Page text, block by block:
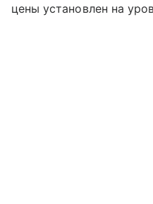
цены установлен на